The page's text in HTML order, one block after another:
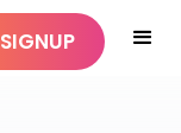
SIGNUP